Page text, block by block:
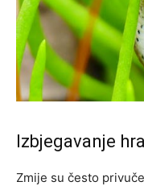
Izbjegavanje
Zmije su često